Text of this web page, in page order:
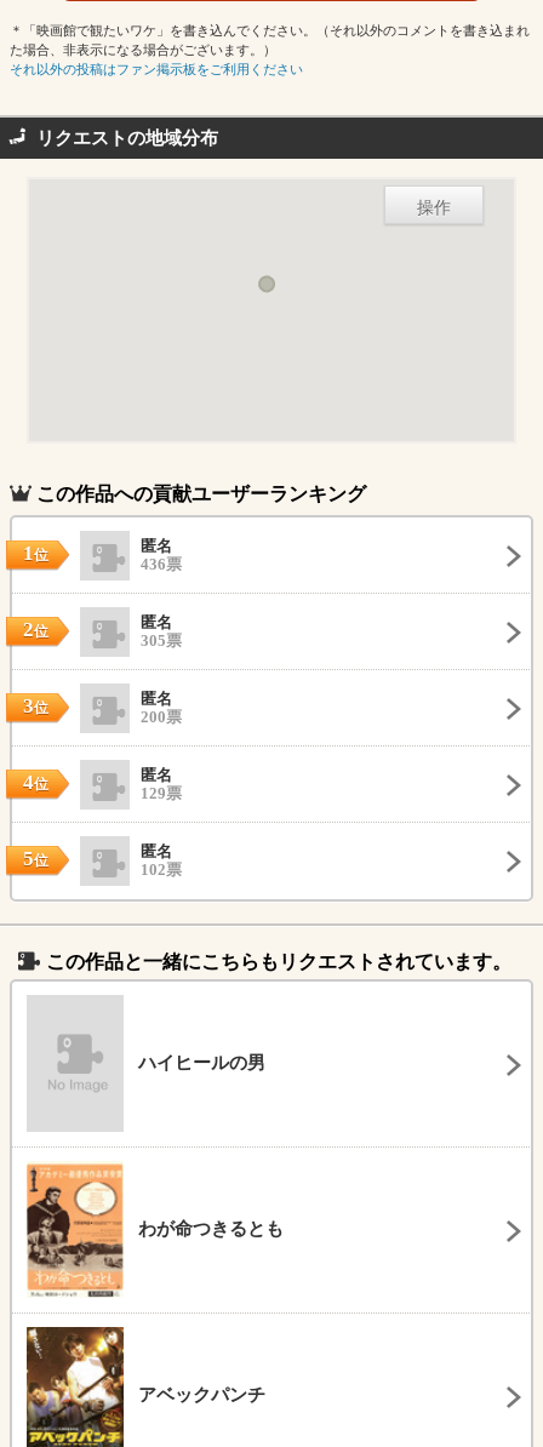
＊「映画館で観たいワケ」を書き込んでください。（それ以外のコメントを書き込まれ
た場合、非表示になる場合がございます。）
それ以外の投稿はファン掲示板をご利用ください
リクエストの地域分布
操作
この作品への貢献ユーザーランキング
1位
匿名
436票
2位
匿名
305票
3位
匿名
200票
4位
匿名
129票
5位
匿名
102票
この作品と一緒にこちらもリクエストされています。
ハイヒールの男
わが命つきるとも
アベックパンチ